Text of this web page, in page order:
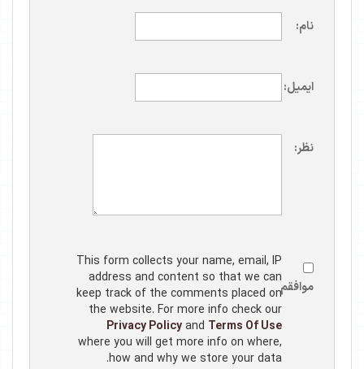
نام:
ایمیل:
نظر:
موافقم
This form collects your name, email, IP
address and content so that we can
keep track of the comments placed on
the website. For more info check our
Privacy Policyand Terms Of Use
where you will get more info on where,
how and why we store your data.